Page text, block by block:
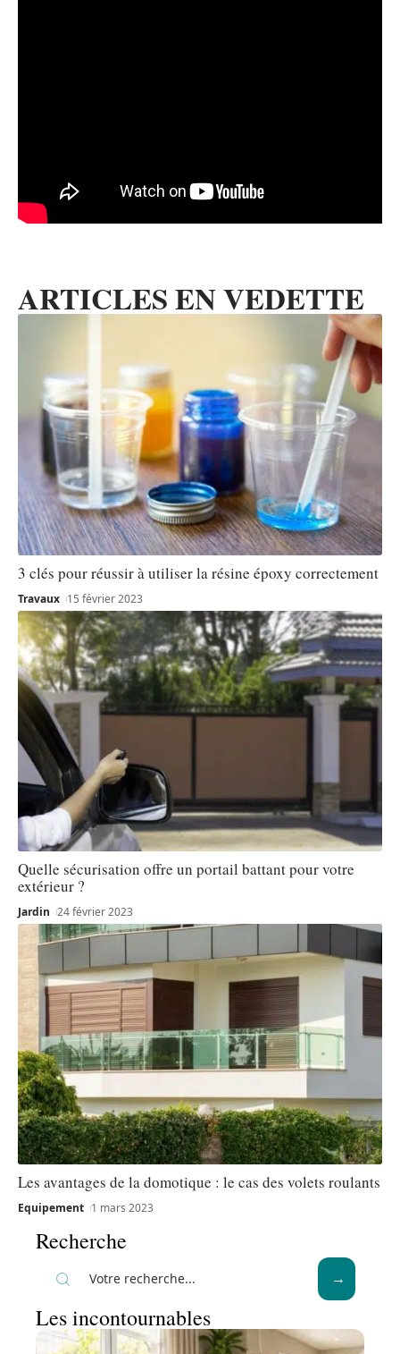
ARTICLES EN VEDETTE
3 clés pour réussir à utiliser la résine époxy correctement
Travaux 15 février 2023
Quelle sécurisation offre un portail battant pour votre
extérieur ?
Jardin 24 février 2023
Les avantages de la domotique : le cas des volets roulants
Equipement 1 mars 2023
Recherche
Les incontournables